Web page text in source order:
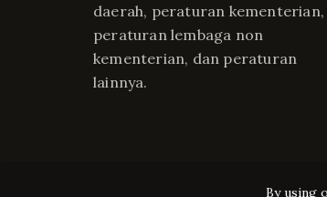
daerah, peraturan kementerian,
peraturan lembaga non
kementerian, dan peraturan
lainnya.
By using